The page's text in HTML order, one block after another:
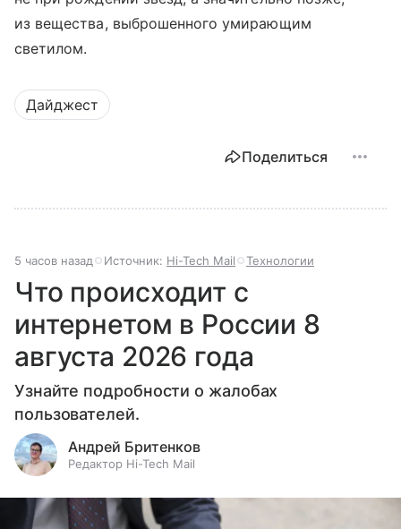
из вещества, выброшенного умирающим
светилом.
Дайджест
Поделиться
5 часов назад Источник: Hi-Tech Mail Технологии
Что происходит с
интернетом в России 8
августа 2026 года
Узнайте подробности о жалобах
пользователей.
Андрей Бритенков
Редактор Hi-Tech Mail